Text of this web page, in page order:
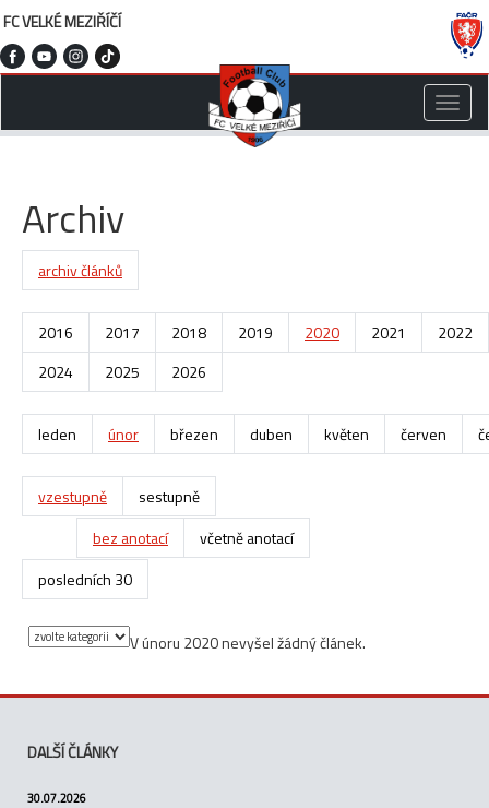
FC VELKÉ MEZIŘÍČÍ
Toggle
Archiv
archiv článků
2016 2017 2018 2019 2020 2021
2022
2024
2025 2026
leden únor březen duben květen červen
vzestupně
sestupně
bez anotací
včetně anotací
posledních 30
V únoru 2020 nevyšel žádný článek.
DALŠÍ ČLÁNKY
30.07.2026